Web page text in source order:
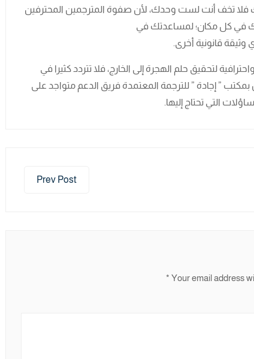
فلا تخف أنت لست وحدك، لأن صفوة المترجمين المحترفين
في كل مكان؛ لمساعدتك في
وثيقة قانونية أخرى.
لتحقيق حلم الهجرة إلى الخارج، فلا تتردد كثيرا في
” إجادة ” للترجمة المعتمدة فريق الدعم متواجد على
التي تحتاج إليها.
Prev Post
Your email address
*